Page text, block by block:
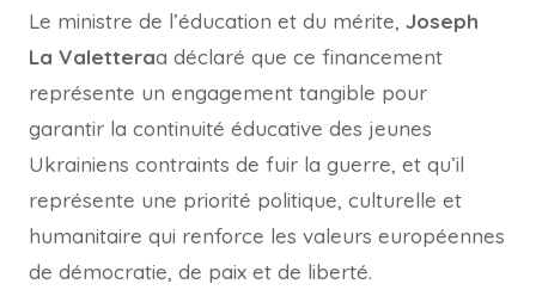
Le ministre de l’éducation et du mérite, Joseph
La Valetteraa déclaré que ce financement
représente un engagement tangible pour
garantir la continuité éducative des jeunes
Ukrainiens contraints de fuir la guerre, et qu’il
représente une priorité politique, culturelle et
humanitaire qui renforce les valeurs européennes
de démocratie, de paix et de liberté.